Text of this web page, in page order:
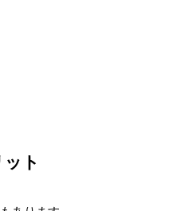
ト